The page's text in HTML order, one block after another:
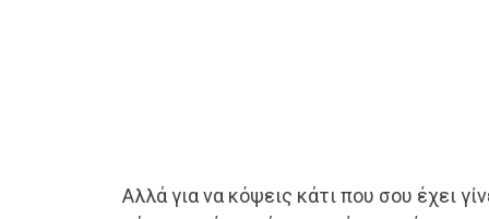
Αλλά για να κόψεις κάτι που σου έχει